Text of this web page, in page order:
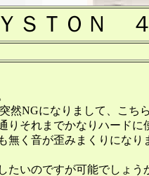
ＳＴＯＮ
然NGになりまして、こち
それまでかなりハードに
く音が歪みまくりになり
たいのですが可能でしょう